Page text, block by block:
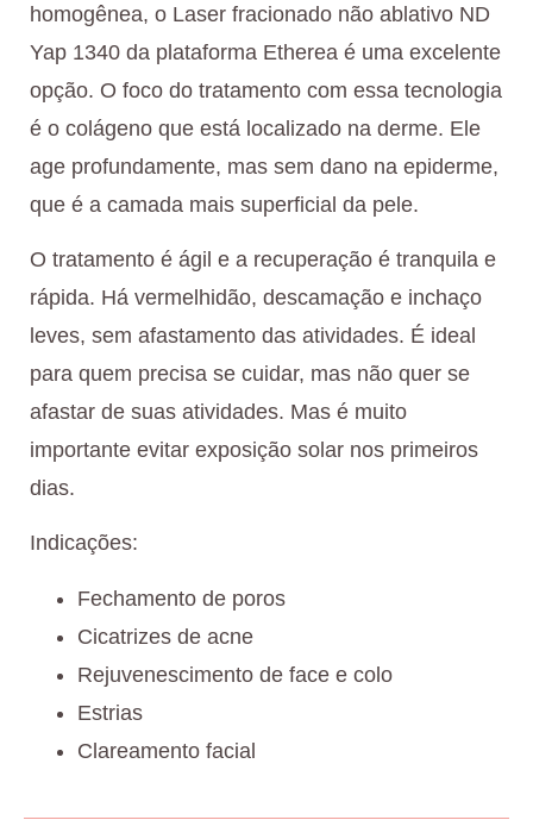
homogênea, o Laser fracionado não ablativo ND
Yap 1340 da plataforma Etherea é uma excelente
opção. O foco do tratamento com essa tecnologia
é o colágeno que está localizado na derme. Ele
age profundamente, mas sem dano na epiderme,
que é a camada mais superficial da pele.
O tratamento é ágil e a recuperação é tranquila e
rápida. Há vermelhidão, descamação e inchaço
leves, sem afastamento das atividades. É ideal
para quem precisa se cuidar, mas não quer se
afastar de suas atividades. Mas é muito
importante evitar exposição solar nos primeiros
dias.
Indicações:
Fechamento de poros
Cicatrizes de acne
Rejuvenescimento de face e colo
Estrias
Clareamento facial